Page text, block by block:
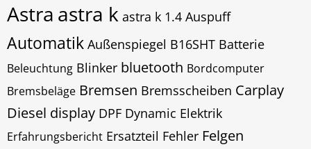
Astra astra k astra k 1.4 Auspuff
Automatik Außenspiegel B16SHT Batterie
Beleuchtung Blinker bluetooth Bordcomputer
Bremsbeläge Bremsen Bremsscheiben Carplay
Diesel display DPF Dynamic Elektrik
Erfahrungsbericht Ersatzteil Fehler Felgen